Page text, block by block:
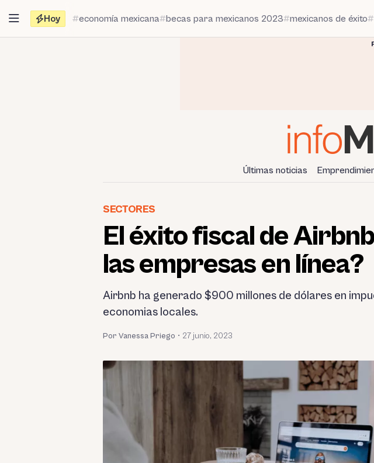
contenido
Hoy economía mexicana becas para mexicanos 2023 mexicanos de éxito
Últimas noticias
SECTORES
El éxito fiscal de
las empresas en línea?
Airbnb ha generado $900 millones de dólares en
economias locales.
Por Vanessa Priego • 27 junio, 2023